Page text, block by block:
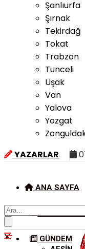
Şanlıurfa
Şırnak
Tekirdağ
Tokat
Trabzon
Tunceli
Uşak
Van
Yalova
Yozgat
YAZARLAR
ANA SAYFA
GÜNDEM